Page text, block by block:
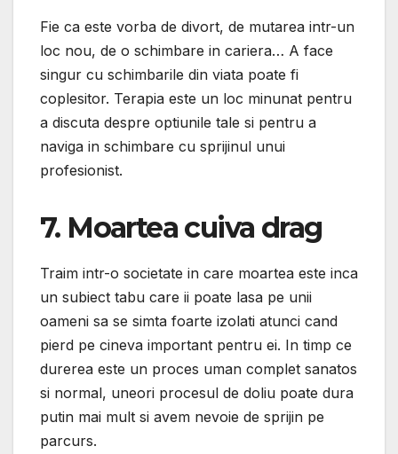
Fie ca este vorba de divort, de mutarea intr-un
loc nou, de o schimbare in cariera… A face
singur cu schimbarile din viata poate fi
coplesitor. Terapia este un loc minunat pentru
a discuta despre optiunile tale si pentru a
naviga in schimbare cu sprijinul unui
profesionist.
7. Moartea cuiva drag
Traim intr-o societate in care moartea este inca
un subiect tabu care ii poate lasa pe unii
oameni sa se simta foarte izolati atunci cand
pierd pe cineva important pentru ei. In timp ce
durerea este un proces uman complet sanatos
si normal, uneori procesul de doliu poate dura
putin mai mult si avem nevoie de sprijin pe
parcurs.